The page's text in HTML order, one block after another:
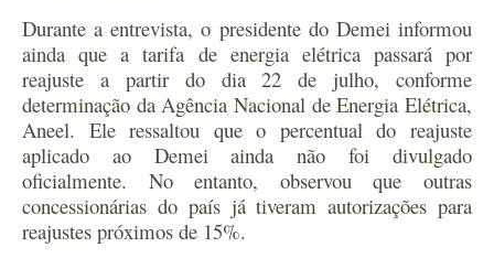
Durante a entrevista, o presidente do Demei informou
ainda que a tarifa de energia elétrica passará por
reajuste a partir do dia 22 de julho, conforme
determinação da Agência Nacional de Energia Elétrica,
Aneel. Ele ressaltou que o percentual do reajuste
aplicado ao Demei ainda não foi divulgado
oficialmente. No entanto, observou que outras
concessionárias do país já tiveram autorizações para
reajustes próximos de 15%.